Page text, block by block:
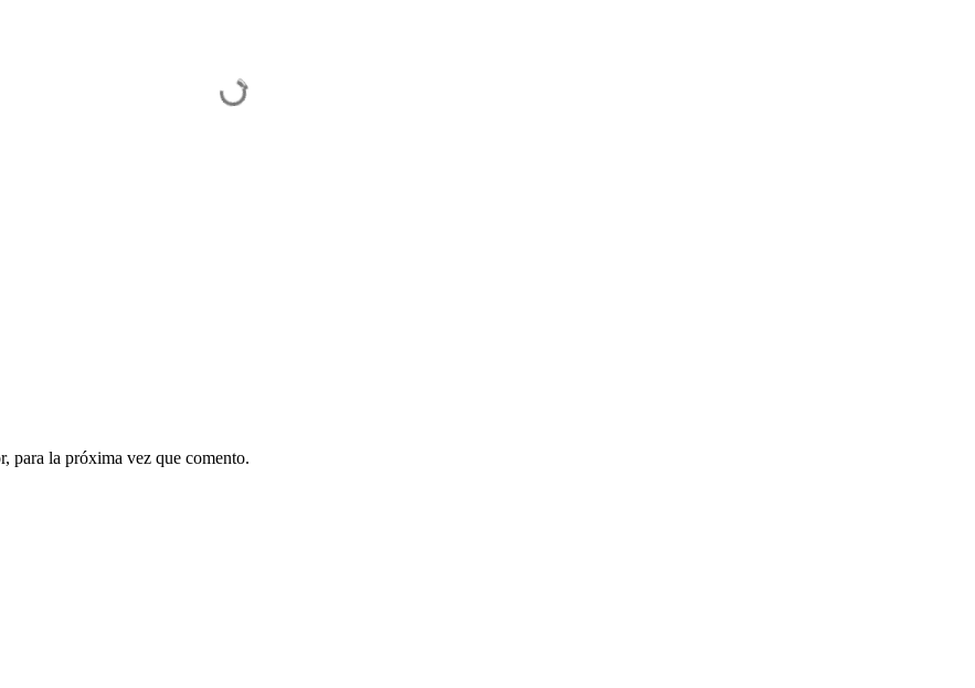
para la próxima vez que comento.